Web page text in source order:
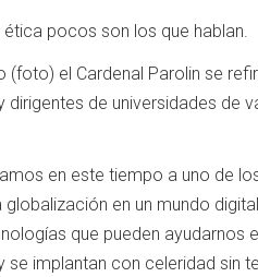
pocos son los que hablan.
(foto) el Cardenal Parolin se
de universidades de
en este tiempo a uno de
en un mundo
que pueden ayudarnos
implantan con celeridad sin